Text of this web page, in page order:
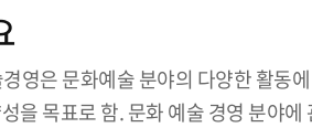
영은 문화예술 분야의 다양한 활동
을 목표로 함. 문화 예술 경영 분야에